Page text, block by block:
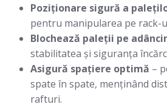
Poziționare sigură a
pentru manipularea pe rack-
Blochează paleții pe
stabilitatea și siguranța
Asigură spațiere optimă –
spate în spate, menținând
rafturi.